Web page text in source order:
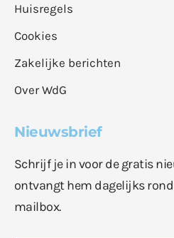
Huisregels
Cookies
Zakelijke berichten
Over WdG
Nieuwsbrief
Schrijf je in voor de gratis
ontvangt hem dagelijks
mailbox.